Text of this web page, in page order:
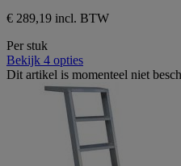
€ 289,19 incl. BTW
Per stuk
Bekijk 4 opties
Dit artikel is momenteel niet